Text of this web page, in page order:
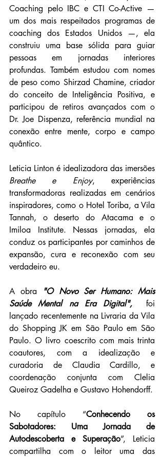
Coaching pelo IBC e CTI Co-Active —
um dos mais respeitados programas de
coaching dos Estados Unidos —, ela
construiu uma base sólida para guiar
pessoas em jornadas interiores
profundas. Também estudou com nomes
de peso como Shirzad Chamine, criador
do conceito de Inteligência Positiva, e
participou de retiros avançados com o
Dr. Joe Dispenza, referência mundial na
conexão entre mente, corpo e campo
quântico.
Breathe e Enjoy, experiências
transformadoras realizadas em cenários
inspiradores, como o Hotel Toriba, a Vila
Tannah, o deserto do Atacama e o
Imiloa Institute. Nessas jornadas, ela
conduz os participantes por caminhos de
expansão, cura e reconexão com seu
verdadeiro eu.
A obra
"O Novo Ser Humano: Mais
Saúde Mental na Era Digital",
foi
lançado recentemente na Livraria da Vila
do Shopping JK em São Paulo em São
Paulo. O livro coescrito com mais trinta
coautores, com a idealização e
curadoria de Claudia Cardillo, e
coordenação conjunta com Clelia
Queiroz Gadelha e Gustavo Hohendorff.
No capítulo “Conhecendo os
Sabotadores: Uma Jornada de
Autodescoberta e Superação”, Leticia
compartilha com o leitor uma das